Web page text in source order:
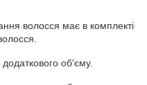
волосся має в комплекті
об'єму.